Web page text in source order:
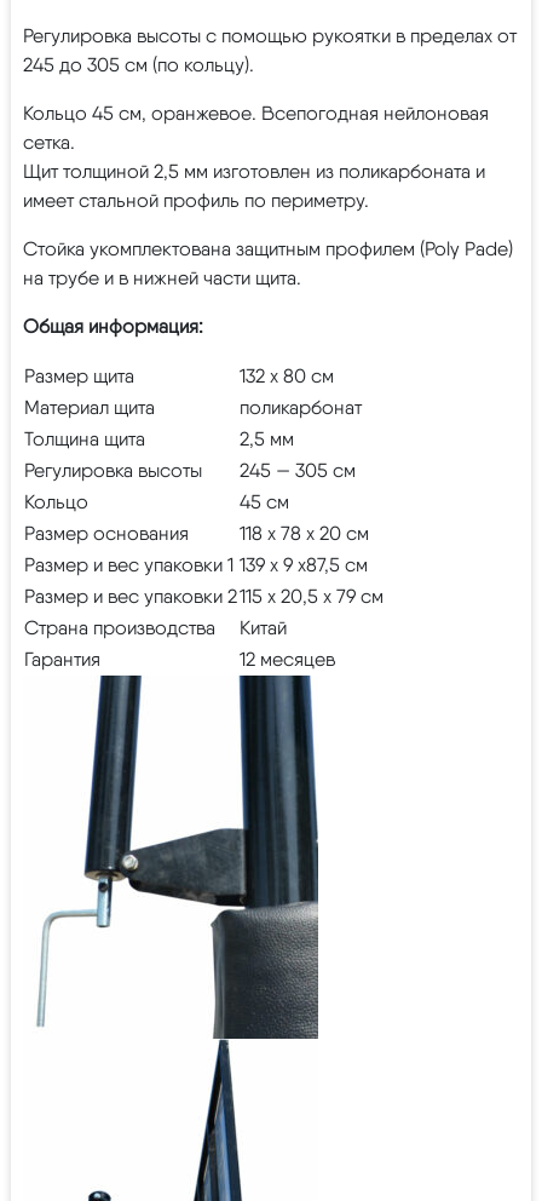
Регулировка высоты с помощью рукоятки в пределах от
245 до 305 см (по кольцу).
Кольцо 45 см, оранжевое. Всепогодная нейлоновая
сетка.
Щит толщиной 2,5 мм изготовлен из поликарбоната и
имеет стальной профиль по периметру.
Стойка укомплектована защитным профилем (Poly Pade)
на трубе и в нижней части щита.
Общая информация:
Размер щита
132 х 80 см
Материал щита
поликарбонат
Толщина щита
2,5 мм
Регулировка высоты
245 — 305 см
Кольцо
45 см
Размер основания
118 х 78 х 20 см
Размер и вес упаковки 1 139 х 9 х87,5 см
Размер и вес упаковки 2115 х 20,5 х 79 см
Страна производства
Китай
Гарантия
12 месяцев